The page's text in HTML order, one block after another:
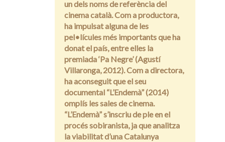
un dels noms de referència del
cinema català. Com a productora,
ha impulsat alguna de les
pel•lícules més importants que ha
donat el país, entre elles la
premiada ‘Pa Negre’ (Agustí
Villaronga, 2012). Com a directora,
ha aconseguit que el seu
documental “L’Endemà” (2014)
omplís les sales de cinema.
“L’Endemà” s’inscriu de ple en el
procés sobiranista, ja que analitza
la viabilitat d’una Catalunya